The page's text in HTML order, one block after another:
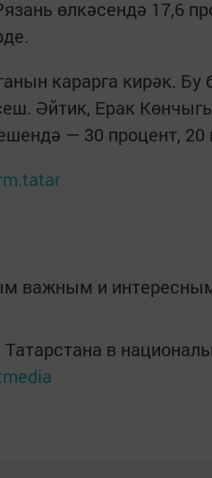
өлкәсендә 17,6
карарга кирәк. Бу
Әйтик, Ерак
— 30 процент,
важным и
Татарстана в